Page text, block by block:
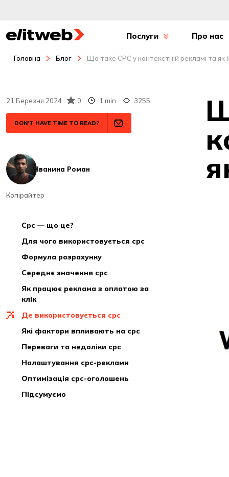
Послуги Про нас
Головна Блог Що таке CPC у контекстній рекламі та як
21 Березня 2024 0 1 min 3255
DON'T HAVE TIME TO READ?
Іванина Роман
Копірайтер
cpc — що це?
для чого використовується cpc
формула розрахунку
середнє значення cpc
як працює реклама з оплатою за
клік
де використовується cpc
які фактори впливають на cpc
переваги та недоліки cpc
налаштування cpc-реклами
оптимізація сpc-оголошень
підсумуємо